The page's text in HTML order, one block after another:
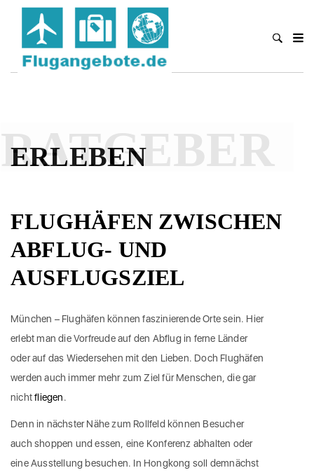
ERLEBEN
RATGEBER
FLUGHÄFEN ZWISCHEN
ABFLUG- UND
AUSFLUGSZIEL
München – Flughäfen können faszinierende Orte sein. Hier
erlebt man die Vorfreude auf den Abflug in ferne Länder
oder auf das Wiedersehen mit den Lieben. Doch Flughäfen
werden auch immer mehr zum Ziel für Menschen, die gar
nichtfliegen.
Denn in nächster Nähe zum Rollfeld können Besucher
auch shoppen und essen, eine Konferenz abhalten oder
eine Ausstellung besuchen. In Hongkong soll demnächst